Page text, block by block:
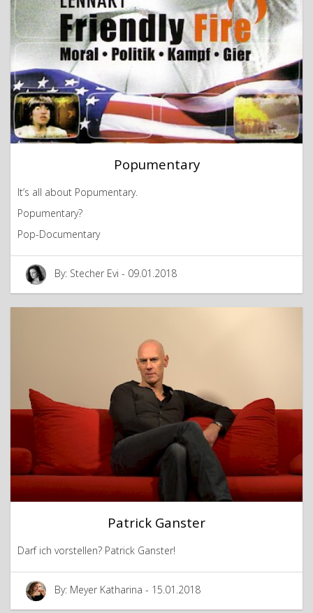
Popumentary
It’s all about Popumentary.
Popumentary?
Pop-Documentary
By: Stecher Evi - 09.01.2018
Patrick Ganster
Darf ich vorstellen? Patrick Ganster!
By: Meyer Katharina - 15.01.2018